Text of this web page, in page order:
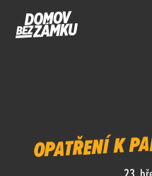
OPATŘENÍ K